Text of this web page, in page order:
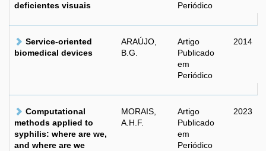
deficientes visuais
Periódico
Service-oriented
biomedical devices
ARAÚJO,
B.G.
Artigo
Publicado
em
Periódico
2014
Computational
methods applied to
syphilis: where are we,
and where are we
MORAIS,
A.H.F.
Artigo
Publicado
em
Periódico
2023